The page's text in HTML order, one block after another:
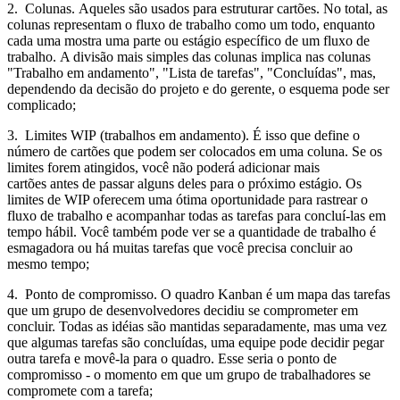
2. Colunas. Aqueles são usados ​​para estruturar cartões. No total, as
colunas representam o fluxo de trabalho como um todo, enquanto
cada uma mostra uma parte ou estágio específico de um fluxo de
trabalho. A divisão mais simples das colunas implica nas colunas
"Trabalho em andamento", "Lista de tarefas", "Concluídas", mas,
dependendo da decisão do projeto e do gerente, o esquema pode ser
complicado;
3. Limites WIP (trabalhos em andamento). É isso que define o
número de cartões que podem ser colocados em uma coluna. Se os
limites forem atingidos, você não poderá adicionar mais
cartões antes de passar alguns deles para o próximo estágio. Os
limites de WIP oferecem uma ótima oportunidade para rastrear o
fluxo de trabalho e acompanhar todas as tarefas para concluí-las em
tempo hábil. Você também pode ver se a quantidade de trabalho é
esmagadora ou há muitas tarefas que você precisa concluir ao
mesmo tempo;
4. Ponto de compromisso. O quadro Kanban é um mapa das tarefas
que um grupo de desenvolvedores decidiu se comprometer em
concluir. Todas as idéias são mantidas separadamente, mas uma vez
que algumas tarefas são concluídas, uma equipe pode decidir pegar
outra tarefa e movê-la para o quadro. Esse seria o ponto de
compromisso - o momento em que um grupo de trabalhadores se
compromete com a tarefa;